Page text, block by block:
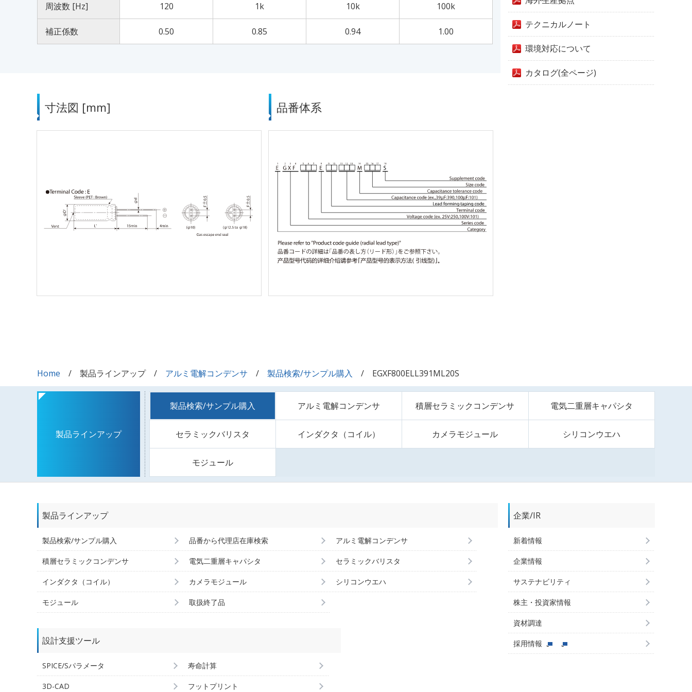
周波数 [Hz] 120 1k 10k 100k
補正係数 0.50 0.85 0.94 1.00
寸法図 [mm] 品番体系
テクニカルノート
環境対応について
カタログ(全ページ)
Home 製品ラインアップ アルミ電解コンデンサ 製品検索/サンプル購入 EGXF800ELL391ML20S
製品ラインアップ
製品検索/サンプル購入 アルミ電解コンデンサ 積層セラミックコンデンサ 電気二重層キャパシタ
セラミックバリスタ インダクタ（コイル） カメラモジュール シリコンウエハ
モジュール
製品ラインアップ
製品検索/サンプル購入 品番から代理店在庫検索 アルミ電解コンデンサ
積層セラミックコンデンサ 電気二重層キャパシタ セラミックバリスタ
インダクタ（コイル） カメラモジュール シリコンウエハ
モジュール 取扱終了品
設計支援ツール
SPICE/Sパラメータ 寿命計算
3D-CAD フットプリント
企業/IR
新着情報
企業情報
サステナビリティ
株主・投資家情報
資材調達
採用情報